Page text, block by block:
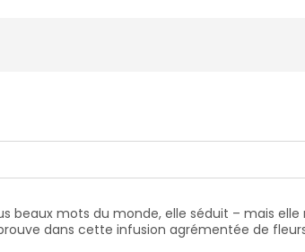
beaux mots du monde, elle séduit – mais
dans cette infusion agrémentée de